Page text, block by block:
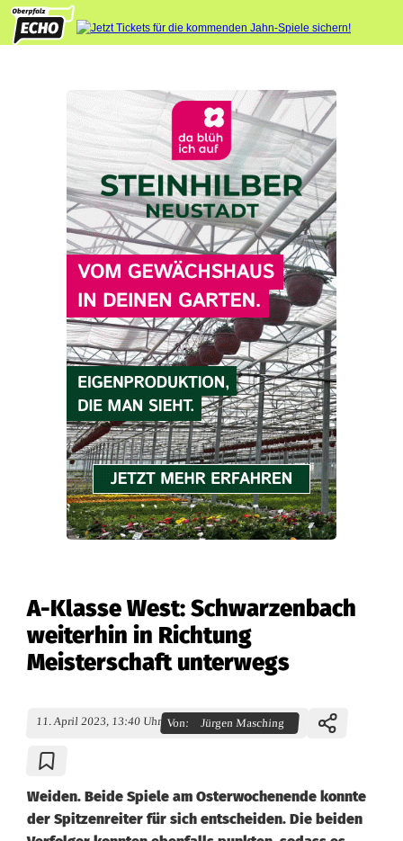
A-Klasse West: Schwarzenbach
weiterhin in Richtung
Meisterschaft unterwegs
11. April 2023, 13:40 Uhr Von: Jürgen Masching
Weiden. Beide Spiele am Osterwochenende konnte
der Spitzenreiter für sich entscheiden. Die beiden